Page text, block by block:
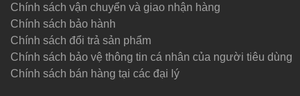
Chính sách vận chuyển và giao nhận hàng
Chính sách bảo hành
Chính sách đổi trả sản phẩm
Chính sách bảo vệ thông tin cá nhân của người tiêu dùng
Chính sách bán hàng tại các đại lý